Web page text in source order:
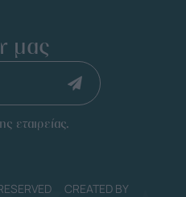
μας
εταιρείας.
CREATED BY